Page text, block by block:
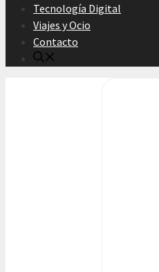
Tecnología Digital
Viajes y Ocio
Contacto